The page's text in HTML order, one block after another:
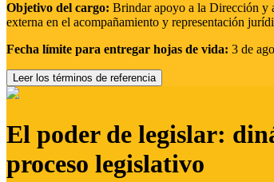
Objetivo del cargo: Brindar apoyo a la Dirección y
externa en el acompañamiento y representación
Fecha límite para entregar hojas de vida: 3 de
Leer los términos de referencia
El poder de legislar:
proceso legislativo